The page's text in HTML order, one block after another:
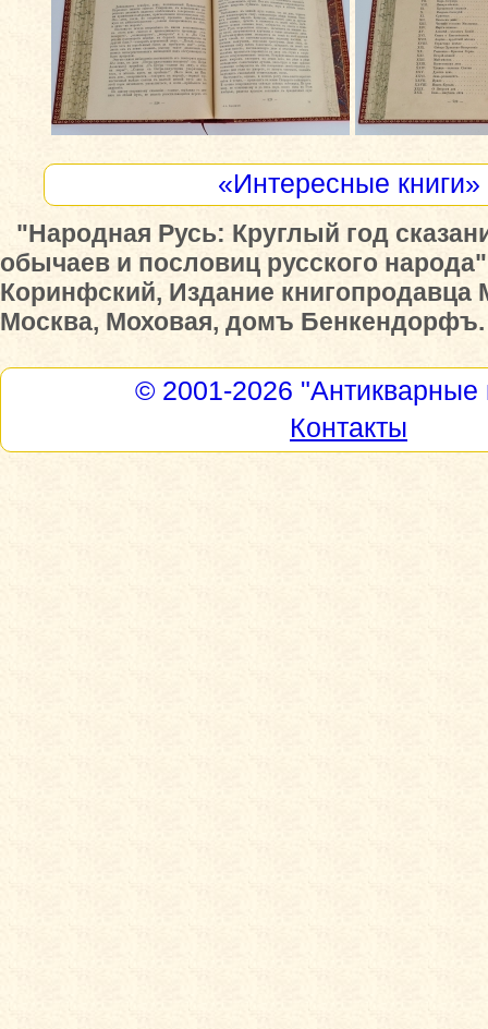
«Интересные книги»
"Народная Русь: Круглый год
обычаев и пословиц русского
Коринфский, Издание
Москва, Моховая, домъ Бенкендорфъ.
© 2001-2026 "Антикварные
Контакты